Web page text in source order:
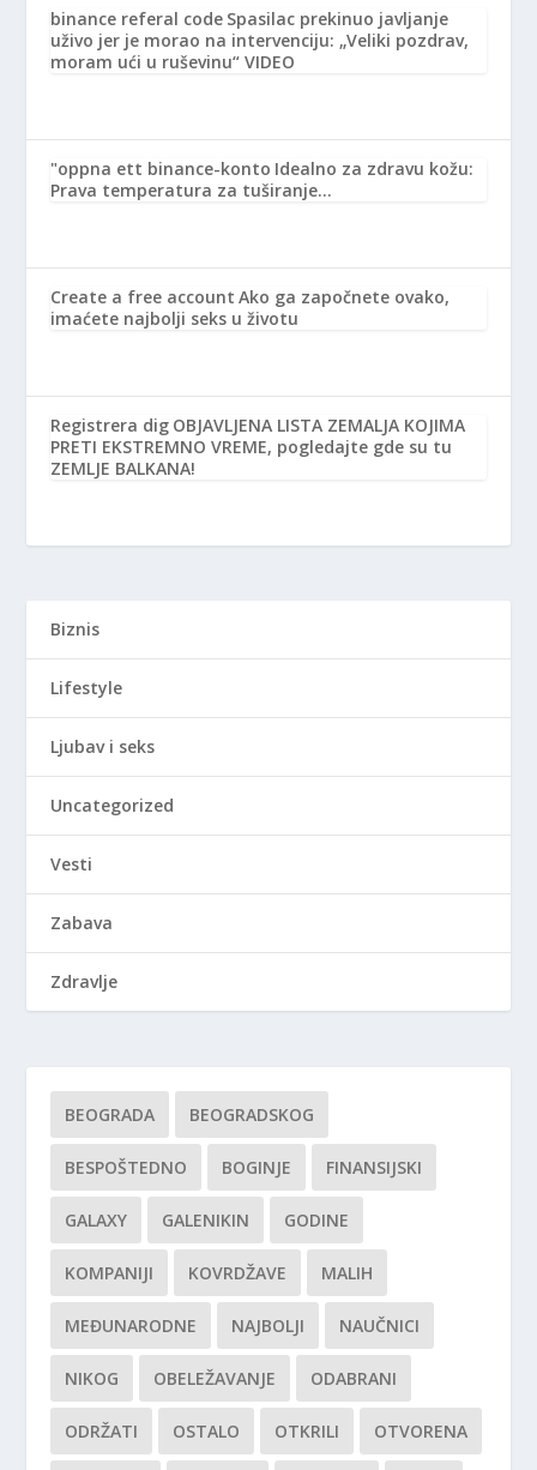
binance referal code Spasilac prekinuo javljanje
uživo jer je morao na intervenciju: „Veliki pozdrav,
moram ući u ruševinu“ VIDEO
"oppna ett binance-konto Idealno za zdravu kožu:
Prava temperatura za tuširanje…
Create a free account Ako ga započnete ovako,
imaćete najbolji seks u životu
Registrera dig OBJAVLJENA LISTA ZEMALJA KOJIMA
PRETI EKSTREMNO VREME, pogledajte gde su tu
ZEMLJE BALKANA!
Biznis
Lifestyle
Ljubav i seks
Uncategorized
Vesti
Zabava
Zdravlje
BEOGRADA BEOGRADSKOG
BESPOŠTEDNO BOGINJE FINANSIJSKI
GALAXY GALENIKIN GODINE
KOMPANIJI KOVRDŽAVE MALIH
MEĐUNARODNE NAJBOLJI NAUČNICI
NIKOG OBELEŽAVANJE ODABRANI
ODRŽATI OSTALO OTKRILI OTVORENA